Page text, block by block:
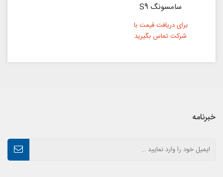
سامسونگ S9
برای دریافت قیمت با
شرکت تماس بگیرید
خبرنامه